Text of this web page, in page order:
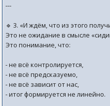
---
🔹 3. «И ждём, что из этого
Это не ожидание в смысле
Это понимание, что:
- не всё контролируется,
- не всё предсказуемо,
- не всё зависит от нас,
- итог формируется не линейно.